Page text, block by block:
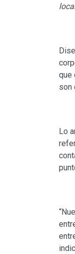
que
son
Lo